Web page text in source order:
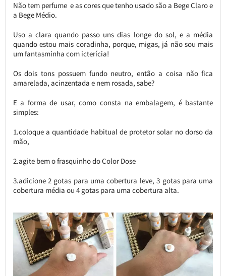
Não tem perfume e as cores que tenho usado são a Bege Claro e
a Bege Médio.
Uso a clara quando passo uns dias longe do sol, e a média
quando estou mais coradinha, porque, migas, já não sou mais
um fantasminha com icterícia!
Os dois tons possuem fundo neutro, então a coisa não fica
amarelada, acinzentada e nem rosada, sabe?
E a forma de usar, como consta na embalagem, é bastante
simples:
1.coloque a quantidade habitual de protetor solar no dorso da
mão,
2.agite bem o frasquinho do Color Dose
3.adicione 2 gotas para uma cobertura leve, 3 gotas para uma
cobertura média ou 4 gotas para uma cobertura alta.